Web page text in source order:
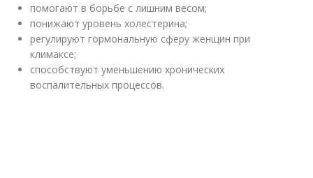
помогают в борьбе с лишним весом;
понижают уровень холестерина;
регулируют гормональную сферу женщин при
климаксе;
способствуют уменьшению хронических
воспалительных процессов.